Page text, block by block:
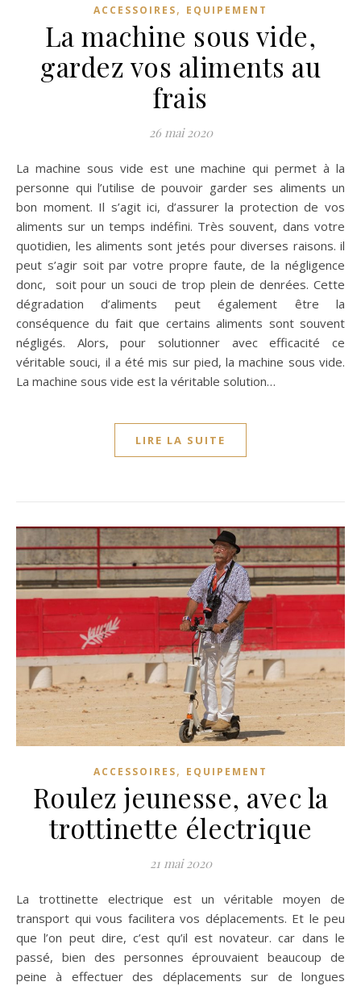
ACCESSOIRES, EQUIPEMENT
La machine sous vide,
gardez vos aliments au
frais
26 mai 2020
La machine sous vide est une machine qui permet à la
personne qui l’utilise de pouvoir garder ses aliments un
bon moment. Il s’agit ici, d’assurer la protection de vos
aliments sur un temps indéfini. Très souvent, dans votre
quotidien, les aliments sont jetés pour diverses raisons. il
peut s’agir soit par votre propre faute, de la négligence
donc, soit pour un souci de trop plein de denrées. Cette
dégradation d’aliments peut également être la
conséquence du fait que certains aliments sont souvent
négligés. Alors, pour solutionner avec efficacité ce
véritable souci, il a été mis sur pied, la machine sous vide.
La machine sous vide est la véritable solution…
LIRE LA SUITE
ACCESSOIRES, EQUIPEMENT
Roulez jeunesse, avec la
trottinette électrique
21 mai 2020
La trottinette electrique est un véritable moyen de
transport qui vous facilitera vos déplacements. Et le peu
que l’on peut dire, c’est qu’il est novateur. car dans le
passé, bien des personnes éprouvaient beaucoup de
peine à effectuer des déplacements sur de longues